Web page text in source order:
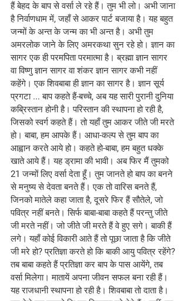
हैं बेहद के बाप से वर्सा ले रहे हैं। तुम भी लो। अभी जाना
है निर्वाणधाम में, जहाँ से आकर पार्ट बजाया है। यह बहुत
जन्मों के अन्त के जन्म का भी अन्त है। अभी तुम
अमरलोक जाने के लिए अमरकथा सुन रहे हो। ज्ञान का
सागर एक ही परमपिता परमात्मा है। ब्रह्मा ज्ञान सागर
वा विष्णु ज्ञान सागर वा शंकर ज्ञान सागर कभी नहीं
कहेंगे। एक शिवबाबा ही ज्ञान का सागर है। ज्ञान सूर्य
प्रगटा ... बाप कहते हैं-बच्चे, अब यह सारी पुरानी दुनिया
कब्रिस्तान होनी है। परिस्तान की स्थापना हो रही है,
जिसको स्वर्ग कहते हैं। तो यहाँ तुम आकर जीते जी मरते
हो। बाबा, हम आपके हैं। आधा-कल्प से तुम बाप का
आह्वान करते आये हो। कहते हो-बाबा, हम बहुत धक्के
खाते आये हैं। यह ड्रामा की भावी। अब फिर मैं तुमको
21 जन्मों लिए वर्सा देता हूँ। तुम जानते हो बाप का बनने
से मनुष्य से देवता बनते हैं। एक तो वारिस बनते हैं,
जिनको मातेले कहा जाता है, दूसरे फिर हैं सौतेले, जो
पवित्र नहीं बनते। सिर्फ बाबा-बाबा कहते हैं परन्तु जीते
जी मरते नहीं। जो जीते जी मरते हैं वे हुए सगे। बाकी हैं
लगे। यहाँ कोई विकारी आते हैं तो पूछा जाता है कि जीते
जी मरे हो? प्रतिज्ञा करते हो कि बाकी आयु पवित्र रहेंगे?
तब बाबा कहते हैं प्रतिज्ञा कर बाप के पास आयेंगे, तब
वर्सा मिलेगा। मातायें अपना जीवन सफल बना रही हैं।
यह राजधानी स्थापना हो रही है। शिवबाबा तो दाता है।